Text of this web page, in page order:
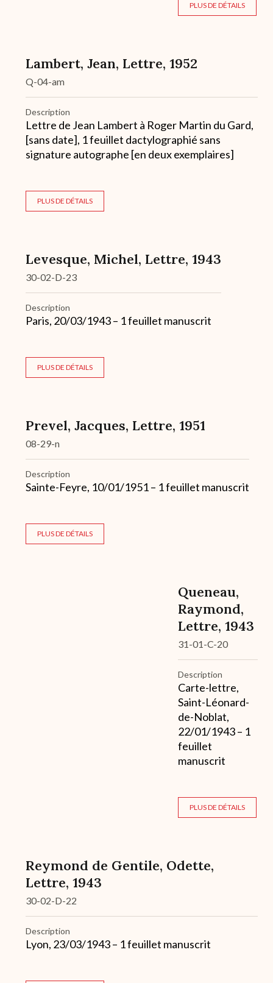
PLUS DE DÉTAILS
Lambert, Jean, Lettre, 1952
Q-04-am
Description
Lettre de Jean Lambert à Roger Martin du Gard,
[sans date], 1 feuillet dactylographié sans
signature autographe [en deux exemplaires]
PLUS DE DÉTAILS
Levesque, Michel, Lettre, 1943
30-02-D-23
Description
Paris, 20/03/1943 – 1 feuillet manuscrit
PLUS DE DÉTAILS
Prevel, Jacques, Lettre, 1951
08-29-n
Description
Sainte-Feyre, 10/01/1951 – 1 feuillet manuscrit
PLUS DE DÉTAILS
Queneau,
Raymond,
Lettre, 1943
31-01-C-20
Description
Carte-lettre,
Saint-Léonard-
de-Noblat,
22/01/1943 – 1
feuillet
manuscrit
PLUS DE DÉTAILS
Reymond de Gentile, Odette,
Lettre, 1943
30-02-D-22
Description
Lyon, 23/03/1943 – 1 feuillet manuscrit